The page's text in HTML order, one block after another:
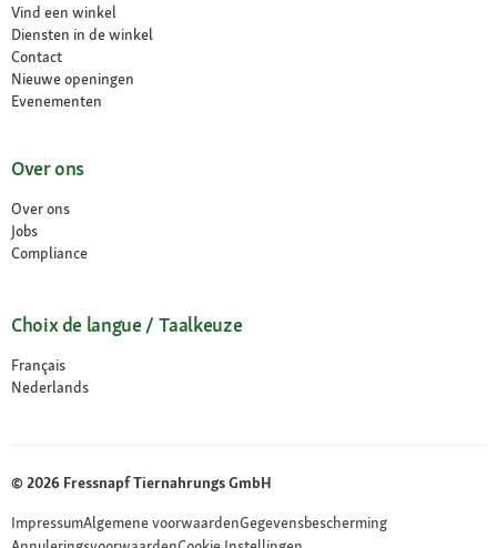
Vind een winkel
Diensten in de winkel
Contact
Nieuwe openingen
Evenementen
Over ons
Over ons
Jobs
Compliance
Choix de langue / Taalkeuze
Français
Nederlands
© 2026 Fressnapf Tiernahrungs GmbH
ImpressumAlgemene voorwaardenGegevensbescherming